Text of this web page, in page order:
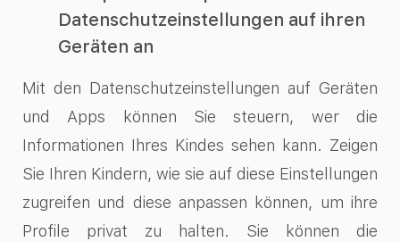
Datenschutzeinstellungen auf ihren
Geräten an
Mit den Datenschutzeinstellungen auf Geräten
und Apps können Sie steuern, wer die
Informationen Ihres Kindes sehen kann. Zeigen
Sie Ihren Kindern, wie sie auf diese Einstellungen
zugreifen und diese anpassen können, um ihre
Profile privat zu halten. Sie können die